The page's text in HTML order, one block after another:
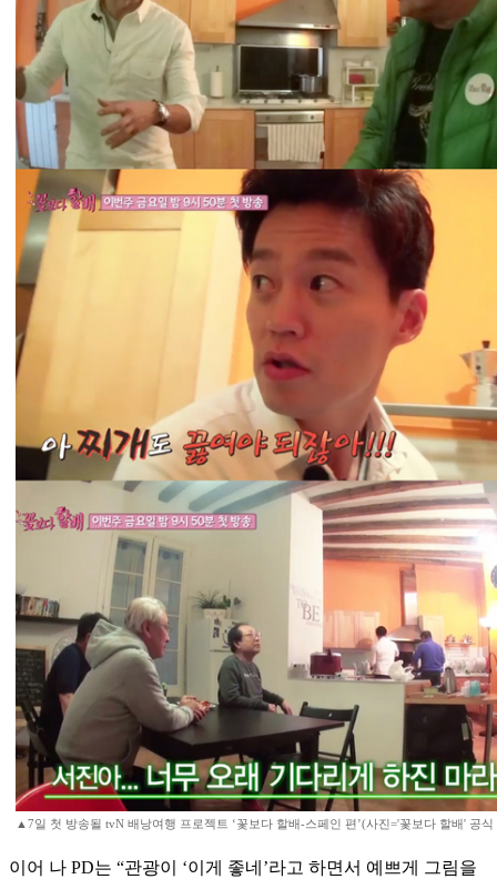
▲7일 첫 방송될 tvN 배낭여행 프로젝트 ‘꽃보다 할배-스페인 편’(사진='꽃보다 할배' 공
이어 나 PD는 “관광이 ‘이게 좋네’라고 하면서 예쁘게 그림을